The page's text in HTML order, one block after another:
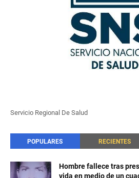
Servicio Regional De Salud
POPULARES RECIENTES
Hombre fallece tras
vida en medio de un